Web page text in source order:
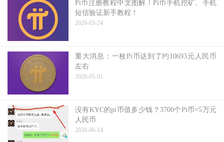
Pi币注册教程中文图解！Pi币手机挖矿、手机
短信验证新手教程！
2020-03-24
重大消息：一枚Pi币达到了约10693元人民币
左右
2020-05-01
没有KYC的pi币值多少钱？3700个Pi币=5万元
人民币
2020-06-14